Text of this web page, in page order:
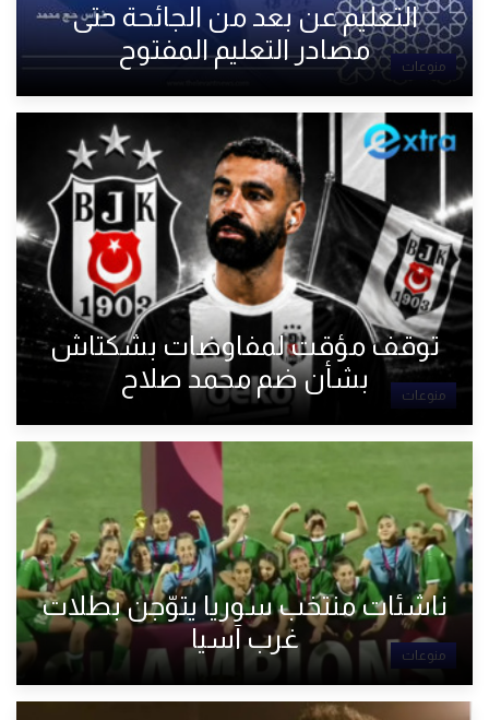
منوعات
التعليم عن بعد من الجائحة حتى
مصادر التعليم المفتوح
منوعات
توقف مؤقت لمفاوضات بشكتاش
بشأن ضم محمد صلاح
منوعات
ناشئات منتخب سوريا يتوّجن بطلات
غرب آسيا